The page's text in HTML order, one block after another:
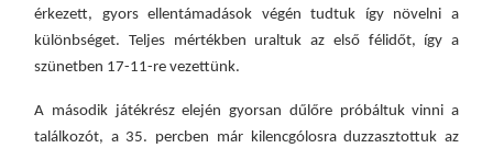
érkezett, gyors ellentámadások végén tudtuk így növelni a
különbséget. Teljes mértékben uraltuk az első félidőt, így a
szünetben 17-11-re vezettünk.
A második játékrész elején gyorsan dűlőre próbáltuk vinni a
találkozót, a 35. percben már kilencgólosra duzzasztottuk az